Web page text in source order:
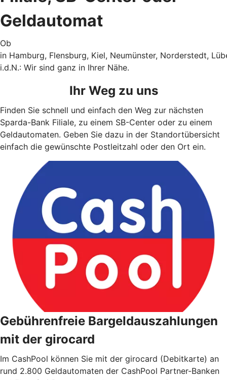
Geldautomat
Ob
in Hamburg, Flensburg, Kiel, Neumünster, Norderstedt,
i.d.N.: Wir sind ganz in Ihrer Nähe.
Ihr Weg zu uns
Finden Sie schnell und einfach den Weg zur nächsten
Sparda-Bank Filiale, zu einem SB-Center oder zu einem
Geldautomaten. Geben Sie dazu in der Standortübersicht
einfach die gewünschte Postleitzahl oder den Ort ein.
Gebührenfreie Bargeldauszahlungen
mit der girocard
Im CashPool können Sie mit der girocard (Debitkarte) an
rund 2.800 Geldautomaten der CashPool Partner-Banken